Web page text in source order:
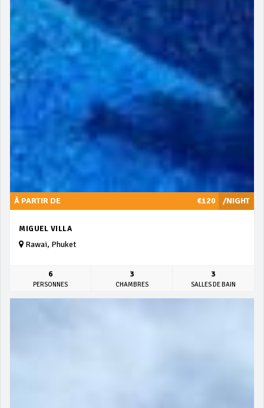
/NIGHT
À PARTIR DE €120
MIGUEL VILLA
Rawai, Phuket
6
PERSONNES
3
CHAMBRES
3
SALLES DE BAIN